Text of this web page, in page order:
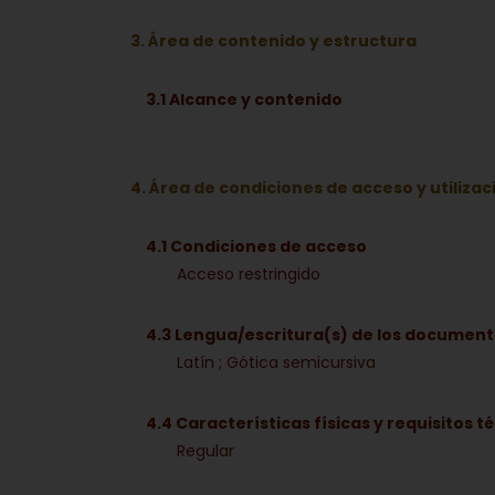
3. Área de contenido y estructura
3.1 Alcance y contenido
4. Área de condiciones de acceso y
4.1 Condiciones de acceso
Acceso restringido
4.3 Lengua/escritura(s) de los
Latín ; Gótica semicursiva
4.4 Características físicas y requisitos
Regular